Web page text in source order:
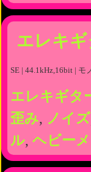
エレキ
SE | 44.1kHz,16bit | モ
エレキギタ
歪み, ノイズ
ル, ヘビー